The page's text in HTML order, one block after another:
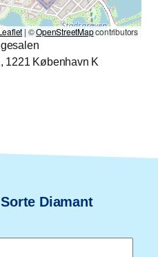
| ©OpenStreetMapcontributors
1221 København K
Diamant